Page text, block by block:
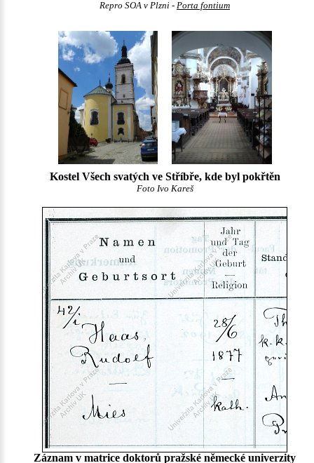
Repro SOA v Plzni - Porta fontium
Kostel Všech svatých ve Stříbře, kde byl pokřtěn
Foto Ivo Kareš
Záznam v matrice doktorů pražské německé univerzity